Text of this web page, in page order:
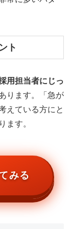
ト
用担当者にじっ
ります。「急が
えている方にと
ます。
みる